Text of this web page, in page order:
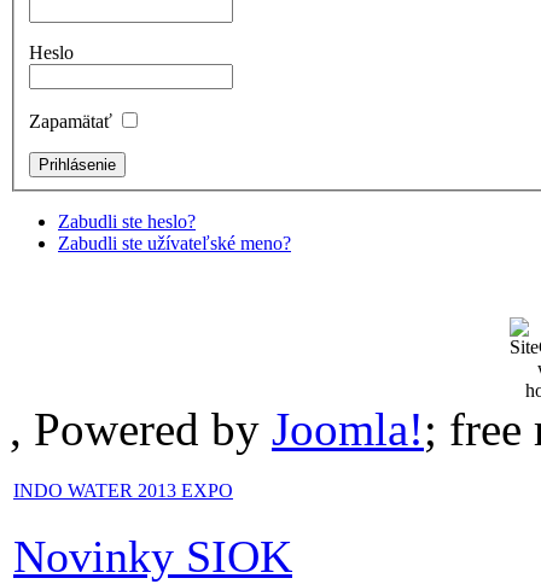
Heslo
Zapamätať
Zabudli ste heslo?
Zabudli ste užívateľské meno?
, Powered by Joomla!; free
INDO WATER 2013 EXPO
Novinky SIOK